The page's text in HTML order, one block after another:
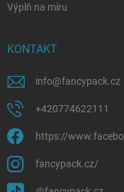
Výplň na míru
KONTAKT
info@fancypack.cz
+420774622111
https://
fancypack.cz/